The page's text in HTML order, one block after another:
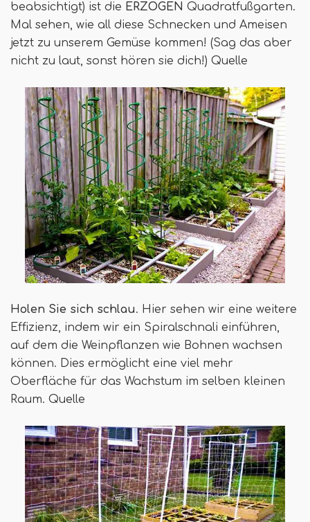
beabsichtigt) ist die ERZOGEN Quadratfußgarten.
Mal sehen, wie all diese Schnecken und Ameisen
jetzt zu unserem Gemüse kommen! (Sag das aber
nicht zu laut, sonst hören sie dich!) Quelle
Holen Sie sich schlau. Hier sehen wir eine weitere
Effizienz, indem wir ein Spiralschnali einführen,
auf dem die Weinpflanzen wie Bohnen wachsen
können. Dies ermöglicht eine viel mehr
Oberfläche für das Wachstum im selben kleinen
Raum. Quelle